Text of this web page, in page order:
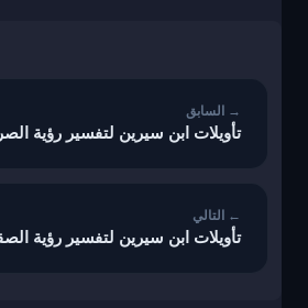
تأويلات ابن سيرين لتفسير رؤية
تأويلات ابن سيرين لتفسير رؤية